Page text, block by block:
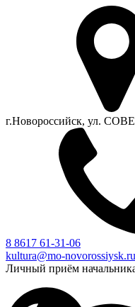
г.Новороссийск, ул.
8 8617 61-31-06
kultura@mo-novorossiysk.ru
Личный приём